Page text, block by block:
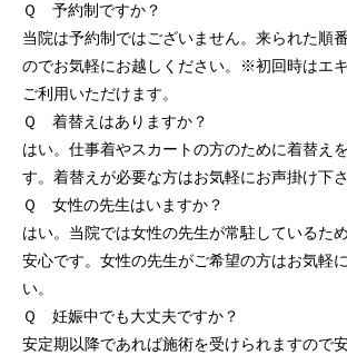
Ｑ 予約制ですか？
当院は予約制ではございません。来られた順
のでお気軽にお越しください。※初回時はエ
ご利用いただけます。
Ｑ 着替えはありますか？
はい。仕事着やスカートの方のために着替え
す。着替えが必要な方はお気軽にお声掛け下さ
Ｑ 女性の先生はいますか？
はい。当院では女性の先生が常駐しているた
安心です。女性の先生がご希望の方はお気軽
い。
Ｑ 妊娠中でも大丈夫ですか？
安定期以降であれば施術を受けられますので